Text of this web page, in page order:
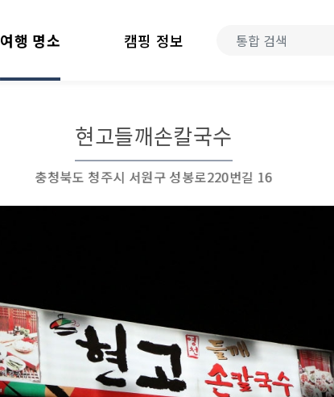
여행 명소 캠핑 정보
현고들깨손칼국수
충청북도 청주시 서원구 성봉로220번길 16